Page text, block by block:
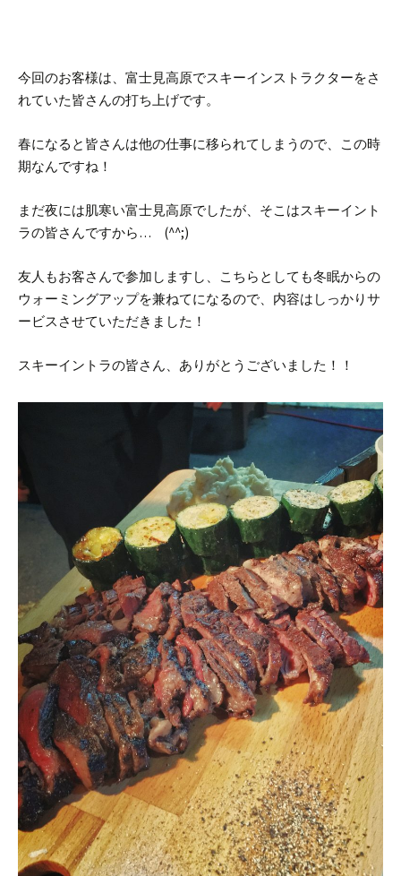
今回のお客様は、富士見高原でスキーインストラクターをさ
れていた皆さんの打ち上げです。
春になると皆さんは他の仕事に移られてしまうので、この時
期なんですね！
まだ夜には肌寒い富士見高原でしたが、そこはスキーイント
ラの皆さんですから… (^^;)
友人もお客さんで参加しますし、こちらとしても冬眠からの
ウォーミングアップを兼ねてになるので、内容はしっかりサ
ービスさせていただきました！
スキーイントラの皆さん、ありがとうございました！！